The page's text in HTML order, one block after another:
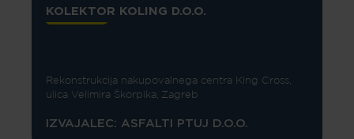
KOLEKTOR KOLING D.O.O.
Rekonstrukcija nakupovalnega centra King Cross,
ulica Velimira Škorpika, Zagreb
IZVAJALEC: ASFALTI PTUJ D.O.O.